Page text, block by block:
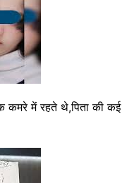
में रहते थे,पिता की कई